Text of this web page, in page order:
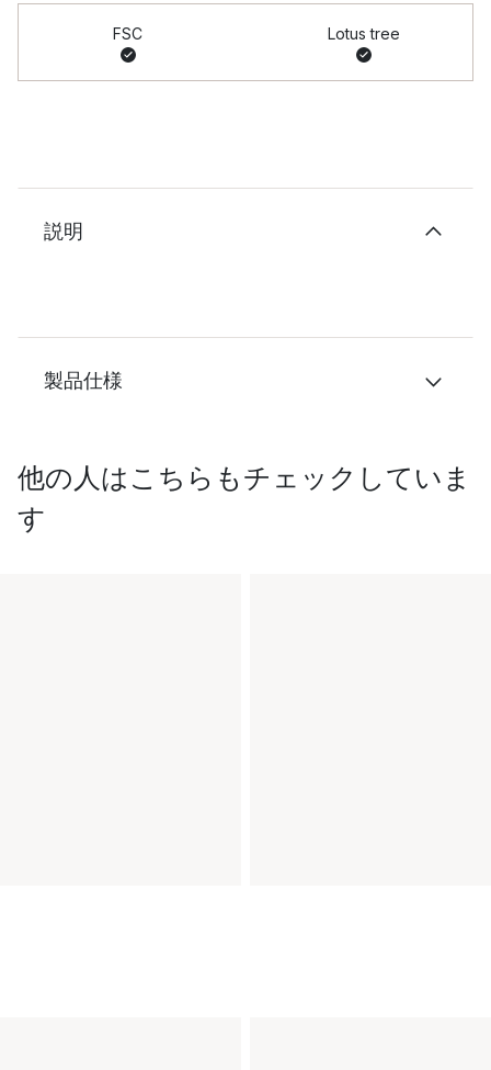
FSC Lotus tree
説明
製品仕様
他の人はこちらもチェックしていま
す